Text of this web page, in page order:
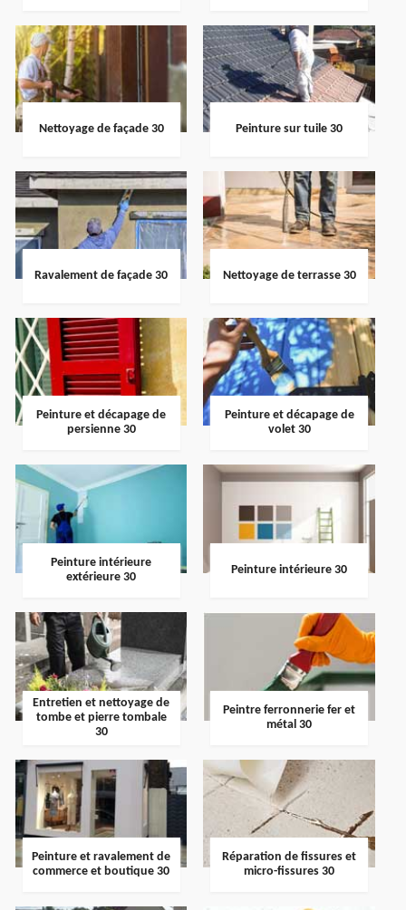
Nettoyage de façade 30 Peinture sur tuile 30
Ravalement de façade 30 Nettoyage de terrasse 30
Peinture et décapage de
persienne 30
Peinture et décapage de
volet 30
Peinture intérieure
extérieure 30
Peinture intérieure 30
Entretien et nettoyage de
tombe et pierre tombale
30
Peintre ferronnerie fer et
métal 30
Peinture et ravalement de
commerce et boutique 30
Réparation de fissures et
micro-fissures 30